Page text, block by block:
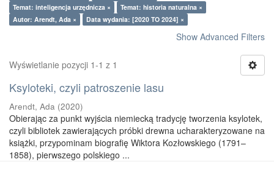
Temat: inteligencja urzędnicza ×
Temat: historia naturalna ×
Autor: Arendt, Ada ×
Data wydania: [2020 TO 2024] ×
Show Advanced Filters
Wyświetlanie pozycji 1-1 z 1
Ksyloteki, czyli patroszenie lasu
Arendt, Ada (2020)
Obierając za punkt wyjścia niemiecką tradycję tworzenia ksylotek,
czyli bibliotek zawierających próbki drewna ucharakteryzowane na
książki, przypominam biografię Wiktora Kozłowskiego (1791–
1858), pierwszego polskiego ...